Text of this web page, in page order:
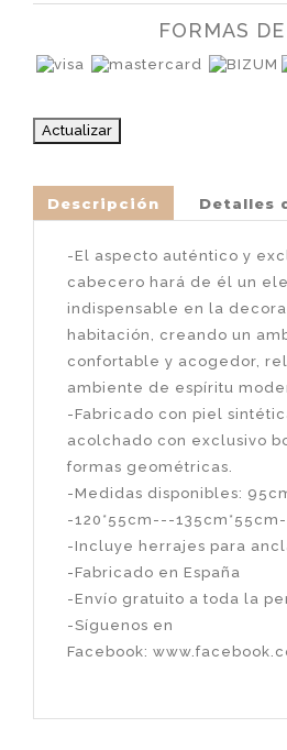
FORMAS
Descripción Detalles
-El aspecto auténtico y
cabecero hará de él un
indispensable en la
habitación, creando un
confortable y acogedor,
ambiente de espíritu
-Fabricado con piel
acolchado con exclusivo
formas geométricas.
-Medidas disponibles:
-120*55cm---
-Incluye herrajes para
-Fabricado en España
-Envío gratuito a toda la
-Síguenos en
Facebook: